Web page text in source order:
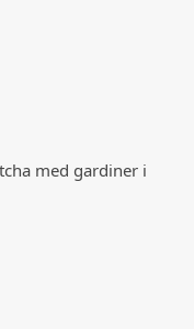
med gardiner i